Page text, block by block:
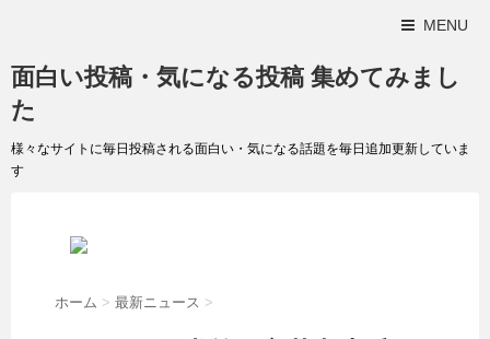
MENU
面白い投稿・気になる投稿 集めてみまし
た
様々なサイトに毎日投稿される面白い・気になる話題を毎日追加更新していま
す
ホーム > 最新ニュース >